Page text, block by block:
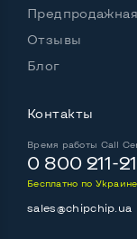
Выход USB 3_0
Беспроводные
Отзывы
Блог
Контакты
Время работы Call
0 800 211-
Бесплатно по Украине
sales@chipchip.ua